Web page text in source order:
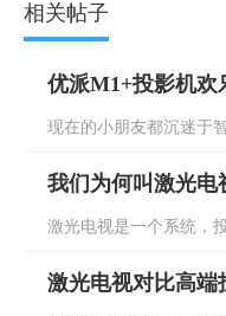
相关帖子
优派M1+投影机欢
现在的小朋友都沉迷于
我们为何叫激光电
激光电视是一个系统，
激光电视对比高端